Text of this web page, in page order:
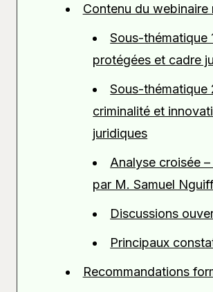
Contenu du webinaire
Sous-thématique
protégées et cadre
Sous-thématique
criminalité et
juridiques
Analyse croisée
par M. Samuel
Discussions
Principaux
Recommandations